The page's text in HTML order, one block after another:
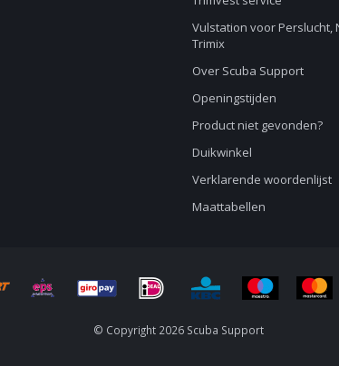
Vulstation voor Perslucht,
Trimix
Over Scuba Support
Openingstijden
Product niet gevonden?
Duikwinkel
Verklarende woordenlijst
Maattabellen
© Copyright 2026 Scuba Support